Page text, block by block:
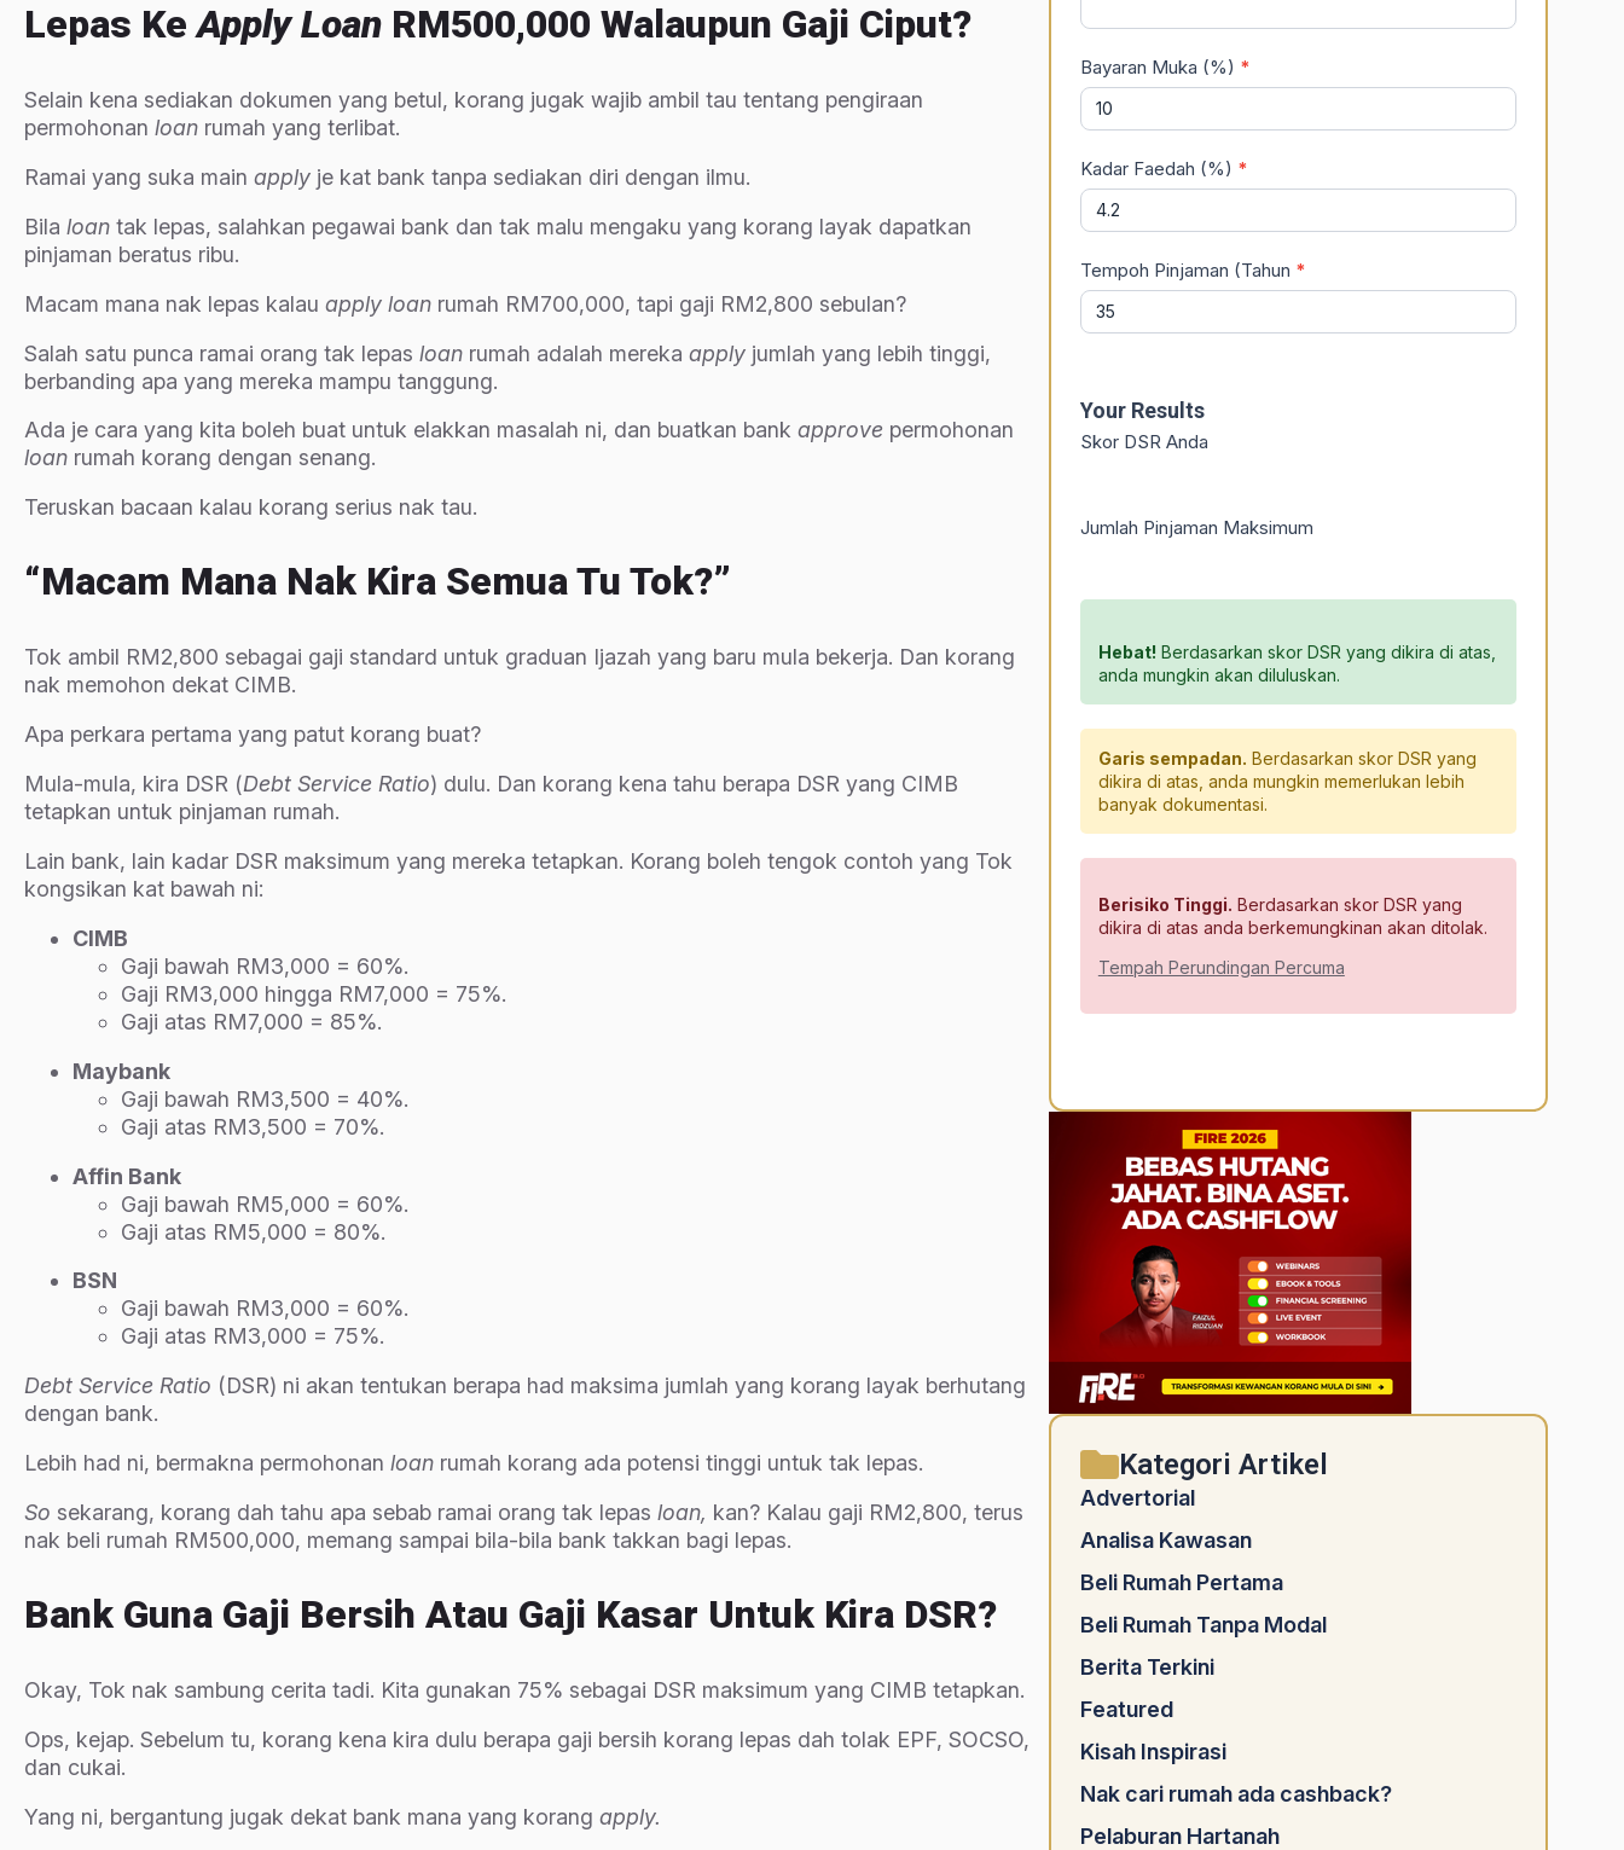
Lepas KeApply Loan RM500,000 Walaupun Gaji Ciput?
Selain kena sediakan dokumen yang betul, korang jugak wajib ambil tau tentang pengiraan
permohonan loan rumah yang terlibat.
Ramai yang suka main apply je kat bank tanpa sediakan diri dengan ilmu.
Bila loan tak lepas, salahkan pegawai bank dan tak malu mengaku yang korang layak dapatkan
pinjaman beratus ribu.
Macam mana nak lepas kalau apply loan rumah RM700,000, tapi gaji RM2,800 sebulan?
Salah satu punca ramai orang tak lepas loan rumah adalah mereka apply jumlah yang lebih tinggi,
berbanding apa yang mereka mampu tanggung.
Ada je cara yang kita boleh buat untuk elakkan masalah ni, dan buatkan bank approve permohonan
loan rumah korang dengan senang.
Teruskan bacaan kalau korang serius nak tau.
“Macam Mana Nak Kira Semua Tu Tok?”
Tok ambil RM2,800 sebagai gaji standard untuk graduan Ijazah yang baru mula bekerja. Dan korang
nak memohon dekat CIMB.
Apa perkara pertama yang patut korang buat?
Mula-mula, kira DSR (Debt Service Ratio) dulu. Dan korang kena tahu berapa DSR yang CIMB
tetapkan untuk pinjaman rumah.
Lain bank, lain kadar DSR maksimum yang mereka tetapkan. Korang boleh tengok contoh yang Tok
kongsikan kat bawah ni:
CIMB
Gaji bawah RM3,000 = 60%.
Gaji RM3,000 hingga RM7,000 = 75%.
Gaji atas RM7,000 = 85%.
Maybank
Gaji bawah RM3,500 = 40%.
Gaji atas RM3,500 = 70%.
Affin Bank
Gaji bawah RM5,000 = 60%.
Gaji atas RM5,000 = 80%.
BSN
Gaji bawah RM3,000 = 60%.
Gaji atas RM3,000 = 75%.
Debt Service Ratio (DSR) ni akan tentukan berapa had maksima jumlah yang korang layak berhutang
dengan bank.
Lebih had ni, bermakna permohonan loan rumah korang ada potensi tinggi untuk tak lepas.
So sekarang, korang dah tahu apa sebab ramai orang tak lepas loan, kan? Kalau gaji RM2,800, terus
nak beli rumah RM500,000, memang sampai bila-bila bank takkan bagi lepas.
Bank Guna Gaji Bersih Atau Gaji Kasar Untuk Kira DSR?
Okay, Tok nak sambung cerita tadi. Kita gunakan 75% sebagai DSR maksimum yang CIMB tetapkan.
Ops, kejap. Sebelum tu, korang kena kira dulu berapa gaji bersih korang lepas dah tolak EPF, SOCSO,
dan cukai.
Yang ni, bergantung jugak dekat bank mana yang korang apply.
Bayaran Muka (%) *
Kadar Faedah (%) *
Tempoh Pinjaman (Tahun *
Your Results
Skor DSR Anda
Jumlah Pinjaman Maksimum
Hebat! Berdasarkan skor DSR yang dikira di atas,
anda mungkin akan diluluskan.
Garis sempadan. Berdasarkan skor DSR yang
dikira di atas, anda mungkin memerlukan lebih
banyak dokumentasi.
Berisiko Tinggi. Berdasarkan skor DSR yang
dikira di atas anda berkemungkinan akan ditolak.
Tempah Perundingan Percuma
Kategori Artikel
Advertorial
Analisa Kawasan
Beli Rumah Pertama
Beli Rumah Tanpa Modal
Berita Terkini
Featured
Kisah Inspirasi
Nak cari rumah ada cashback?
Pelaburan Hartanah